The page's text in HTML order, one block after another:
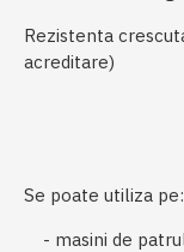
Rezistenta
acreditare)
Se poate utiliza pe:
- masini de